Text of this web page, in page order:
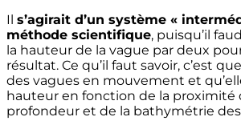
Il s’agirait d’un système «
méthode scientifique, puisqu’il
la hauteur de la vague par deux
résultat. Ce qu’il faut savoir, c’est
des vagues en mouvement et
hauteur en fonction de la proximité
profondeur et de la bathymétrie